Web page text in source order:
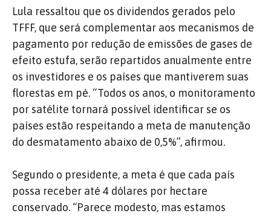
Lula ressaltou que os dividendos gerados pelo
TFFF, que será complementar aos mecanismos de
pagamento por redução de emissões de gases de
efeito estufa, serão repartidos anualmente entre
os investidores e os países que mantiverem suas
florestas em pé. “Todos os anos, o monitoramento
por satélite tornará possível identificar se os
países estão respeitando a meta de manutenção
do desmatamento abaixo de 0,5%”, afirmou.
Segundo o presidente, a meta é que cada país
possa receber até 4 dólares por hectare
conservado. “Parece modesto, mas estamos